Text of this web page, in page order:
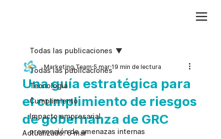
Todas las publicaciones
Tecnologia
Cumplimiento
Impacto empresarial
prevención de amenazas internas
Todas las publicaciones
Una guía estratégica para
el cumplimiento de riesgos
de gobernanza de GRC
Marketing Team 5 mar 19 min de lectura
Actualizado:6 mar